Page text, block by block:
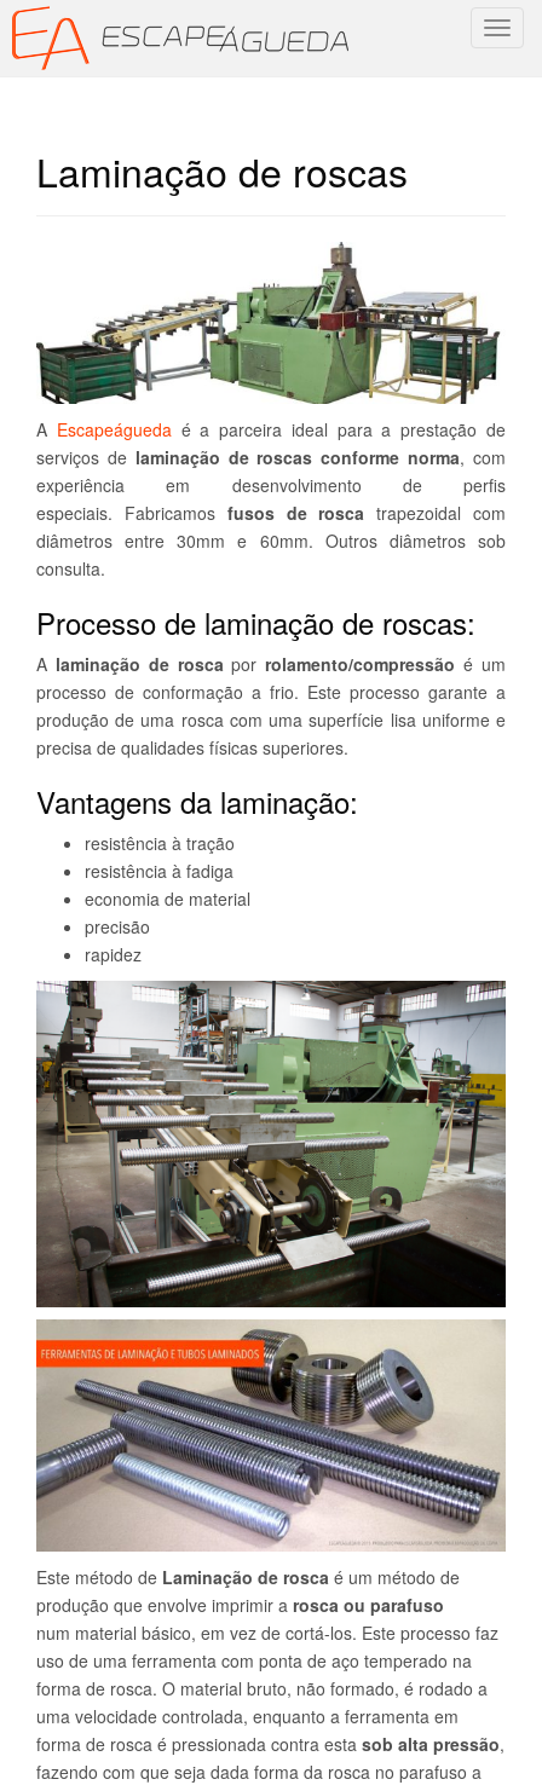
T
a
t
o
n
Laminação de roscas
A Escapeágueda é a parceira ideal para a prestação de
serviços de laminação de roscas conforme norma, com
experiência em desenvolvimento de perfis
especiais. Fabricamos fusos de rosca trapezoidal com
diâmetros entre 30mm e 60mm. Outros diâmetros sob
consulta.
Processo de laminação de roscas:
A laminação de rosca por rolamento/compressão é um
processo de conformação a frio. Este processo garante a
produção de uma rosca com uma superfície lisa uniforme e
precisa de qualidades físicas superiores.
Vantagens da laminação:
resistência à tração
resistência à fadiga
economia de material
precisão
rapidez
Este método de Laminação de rosca é um método de
produção que envolve imprimir a rosca ou parafuso
num material básico, em vez de cortá-los. Este processo faz
uso de uma ferramenta com ponta de aço temperado na
forma de rosca. O material bruto, não formado, é rodado a
uma velocidade controlada, enquanto a ferramenta em
forma de rosca é pressionada contra esta sob alta pressão,
fazendo com que seja dada forma da rosca no parafuso a